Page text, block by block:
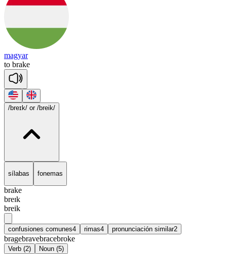
magyar
to brake
/breɪk/ or /breik/
sílabas fonemas
brake
breɪk
breik
confusiones comunes4 rimas4 pronunciación similar2
bragebravebracebroke
Verb (2) Noun (5)